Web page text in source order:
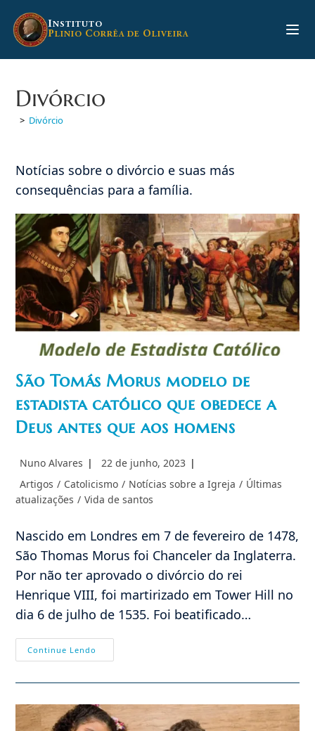
para
INSTITUTO
PLINIO CORRÊA DE OLIVEIRA
Divórcio
> Divórcio
Notícias sobre o divórcio e suas más
consequências para a família.
São Tomás Morus modelo de
estadista católico que obedece a
Deus antes que aos homens
Autor
post:
Nuno Alvares
Post
22 de junho, 2023
Categoria
do
Artigos / Catolicismo / Notícias sobre a Igreja / Últimas
atualizações / Vida de santos
Nascido em Londres em 7 de fevereiro de 1478,
São Thomas Morus foi Chanceler da Inglaterra.
Por não ter aprovado o divórcio do rei
Henrique VIII, foi martirizado em Tower Hill no
dia 6 de julho de 1535. Foi beatificado…
Continue Lendo
Tomás
Católico
Que
Obedece